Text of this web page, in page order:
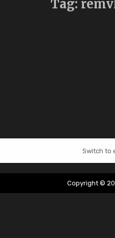
Tag:
Switch to
Copyright ©